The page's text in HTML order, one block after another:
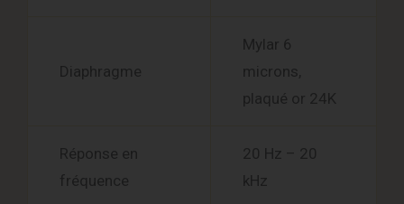
Diaphragme
Mylar 6
microns,
plaqué or 24K
Réponse en
fréquence
20 Hz – 20
kHz